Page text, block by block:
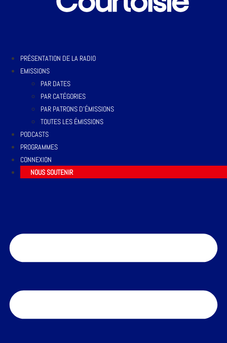
PRÉSENTATION DE LA RADIO
EMISSIONS
PAR DATES
PAR CATÉGORIES
PAR PATRONS D’ÉMISSIONS
TOUTES LES ÉMISSIONS
PODCASTS
PROGRAMMES
CONNEXION
NOUS SOUTENIR